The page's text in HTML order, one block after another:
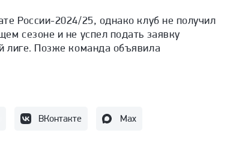
России-2024/25, однако клуб не получил
сезоне и не успел подать заявку
лиге. Позже команда объявила
ВКонтакте Max